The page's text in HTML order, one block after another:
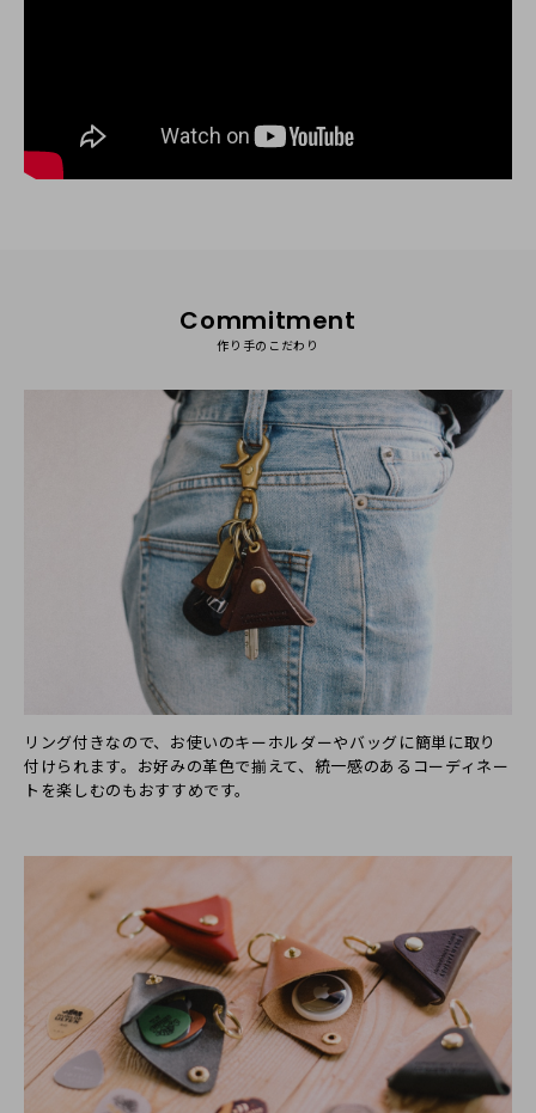
Commitment
作り手のこだわり
リング付きなので、お使いのキーホルダーやバッグに簡単に取り
付けられます。お好みの革色で揃えて、統一感のあるコーディネー
トを楽しむのもおすすめです。